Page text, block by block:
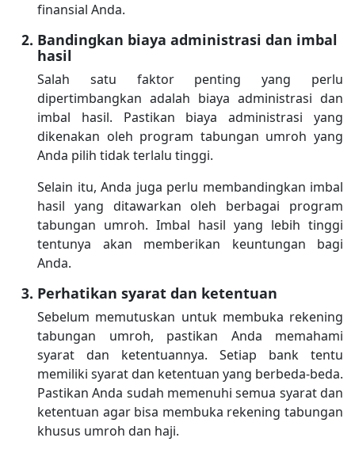
finansial Anda.
Bandingkan biaya administrasi dan imbal
hasil
Salah satu faktor penting yang perlu
dipertimbangkan adalah biaya administrasi dan
imbal hasil. Pastikan biaya administrasi yang
dikenakan oleh program tabungan umroh yang
Anda pilih tidak terlalu tinggi.
Selain itu, Anda juga perlu membandingkan imbal
hasil yang ditawarkan oleh berbagai program
tabungan umroh. Imbal hasil yang lebih tinggi
tentunya akan memberikan keuntungan bagi
Anda.
Perhatikan syarat dan ketentuan
Sebelum memutuskan untuk membuka rekening
tabungan umroh, pastikan Anda memahami
syarat dan ketentuannya. Setiap bank tentu
memiliki syarat dan ketentuan yang berbeda-beda.
Pastikan Anda sudah memenuhi semua syarat dan
ketentuan agar bisa membuka rekening tabungan
khusus umroh dan haji.